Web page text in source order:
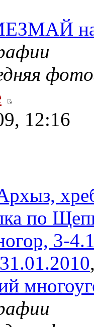
на
12:16
по
3-